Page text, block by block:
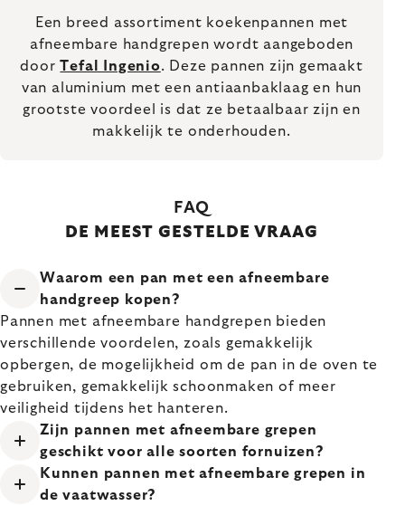
Een breed assortiment koekenpannen met
afneembare handgrepen wordt aangeboden
doorTefal Ingenio. Deze pannen zijn gemaakt
van aluminium met een antiaanbaklaag en hun
grootste voordeel is dat ze betaalbaar zijn en
makkelijk te onderhouden.
FAQ
DE MEEST GESTELDE VRAAG
Waarom een pan met een afneembare
handgreep kopen?
Pannen met afneembare handgrepen bieden
verschillende voordelen, zoals gemakkelijk
opbergen, de mogelijkheid om de pan in de oven te
gebruiken, gemakkelijk schoonmaken of meer
veiligheid tijdens het hanteren.
Zijn pannen met afneembare grepen
geschikt voor alle soorten fornuizen?
Kunnen pannen met afneembare grepen in
de vaatwasser?